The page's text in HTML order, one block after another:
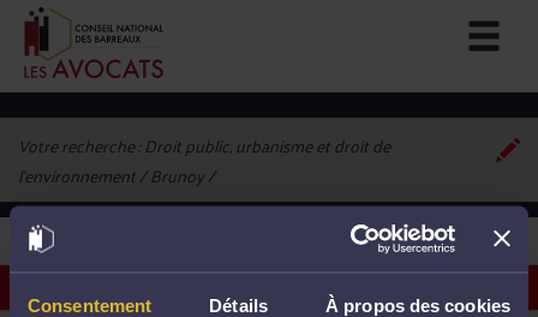
Consentement Détails À propos des cookies
Votre recherche :Droit public, urbanisme et droit de
l'environnement / Brunoy
avocat correspondant à vos critères